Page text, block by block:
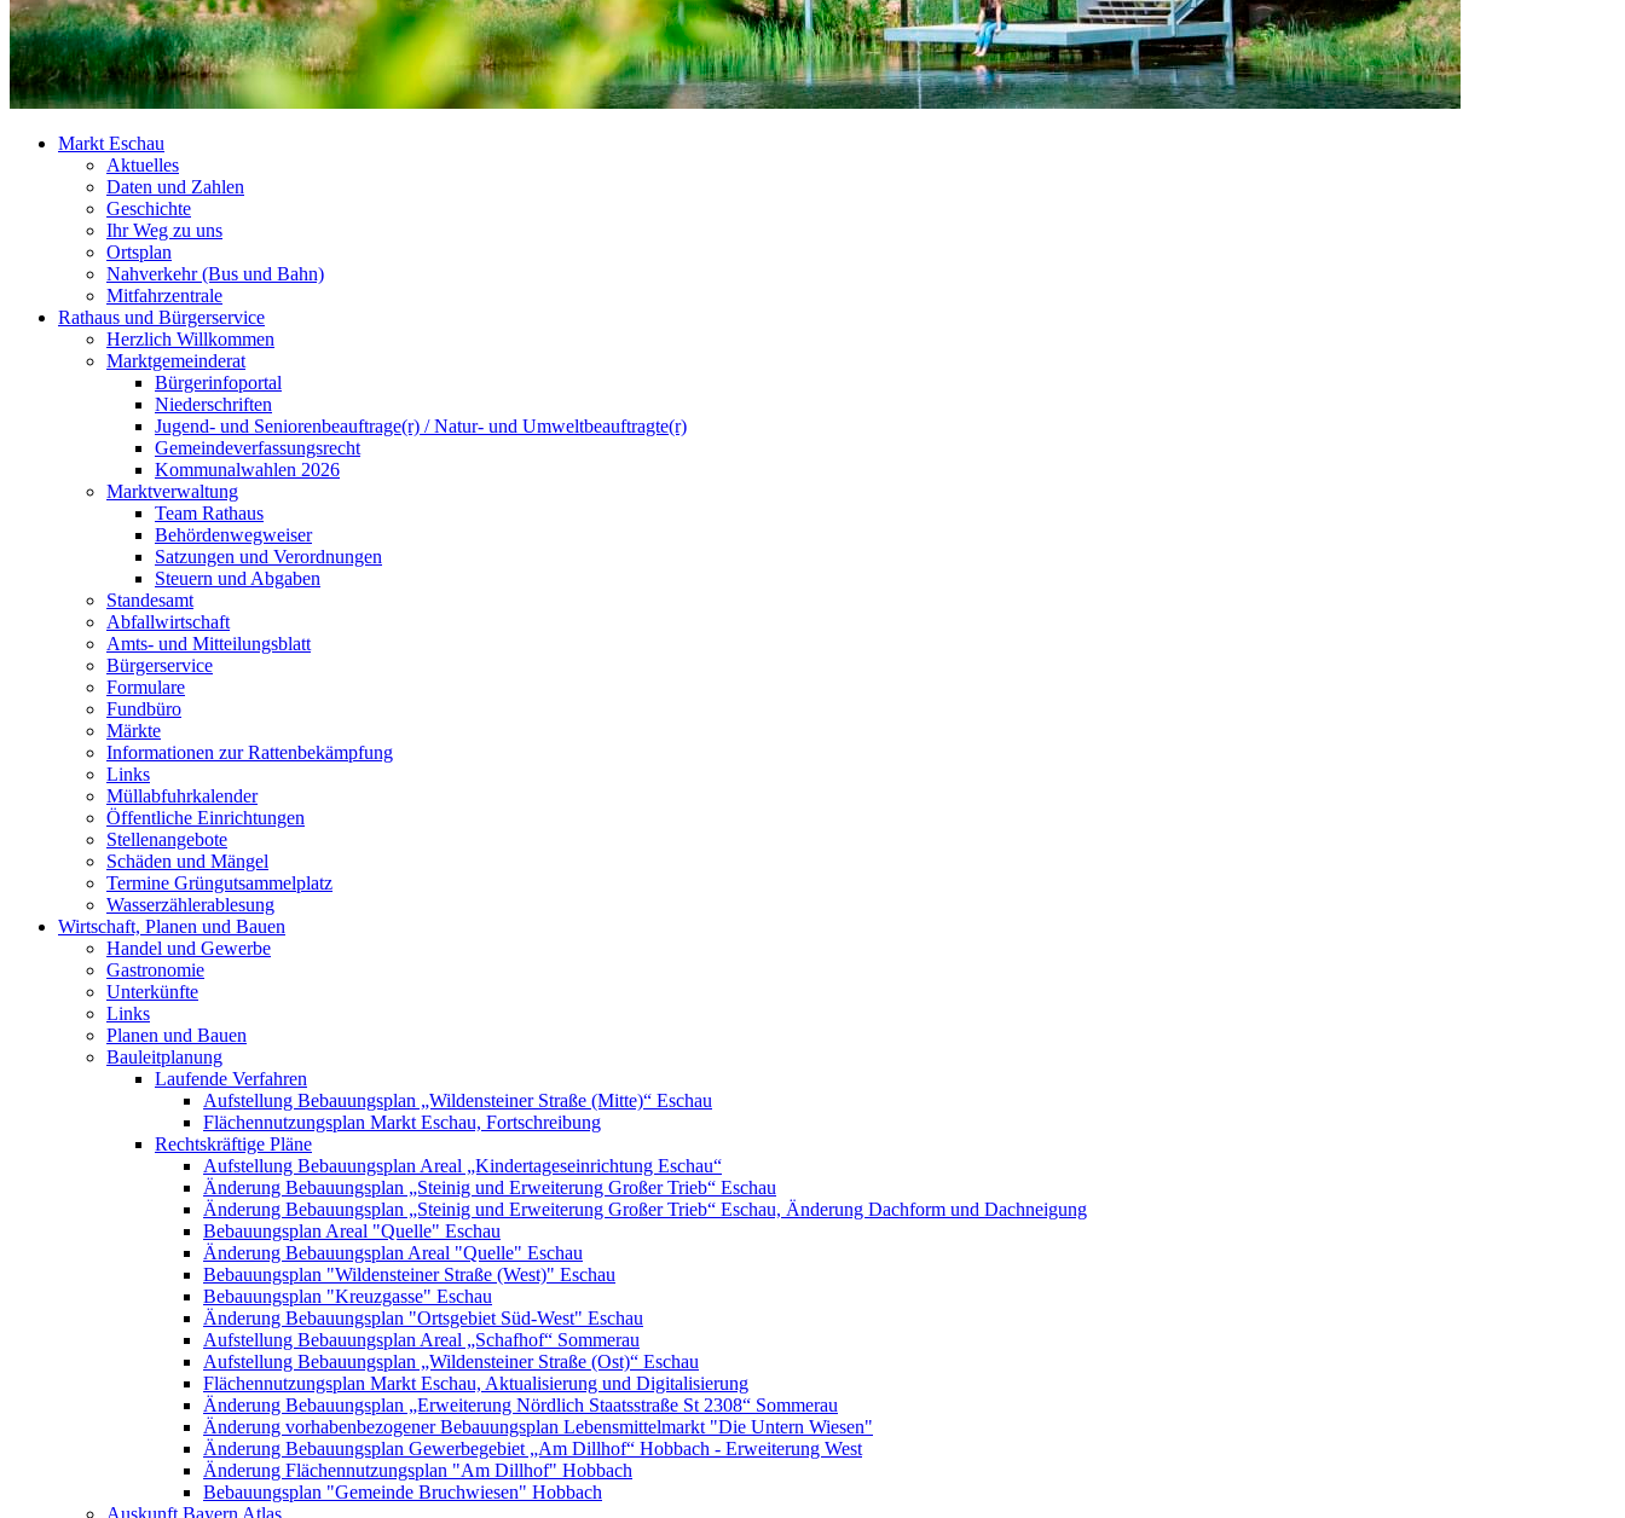
Markt Eschau
Aktuelles
Daten und Zahlen
Geschichte
Ihr Weg zu uns
Ortsplan
Nahverkehr (Bus und Bahn)
Mitfahrzentrale
Rathaus und Bürgerservice
Herzlich Willkommen
Marktgemeinderat
Bürgerinfoportal
Niederschriften
Jugend- und Seniorenbeauftrage(r) / Natur- und Umweltbeauftragte(r)
Gemeindeverfassungsrecht
Kommunalwahlen 2026
Marktverwaltung
Team Rathaus
Behördenwegweiser
Satzungen und Verordnungen
Steuern und Abgaben
Standesamt
Abfallwirtschaft
Amts- und Mitteilungsblatt
Bürgerservice
Formulare
Fundbüro
Märkte
Informationen zur Rattenbekämpfung
Links
Müllabfuhrkalender
Öffentliche Einrichtungen
Stellenangebote
Schäden und Mängel
Termine Grüngutsammelplatz
Wasserzählerablesung
Wirtschaft, Planen und Bauen
Handel und Gewerbe
Gastronomie
Unterkünfte
Links
Planen und Bauen
Bauleitplanung
Laufende Verfahren
Aufstellung Bebauungsplan „Wildensteiner Straße (Mitte)“ Eschau
Flächennutzungsplan Markt Eschau, Fortschreibung
Rechtskräftige Pläne
Aufstellung Bebauungsplan Areal „Kindertageseinrichtung Eschau“
Änderung Bebauungsplan „Steinig und Erweiterung Großer Trieb“ Eschau
Änderung Bebauungsplan „Steinig und Erweiterung Großer Trieb“ Eschau, Änderung Dachform und Dachneigung
Bebauungsplan Areal "Quelle" Eschau
Änderung Bebauungsplan Areal "Quelle" Eschau
Bebauungsplan "Wildensteiner Straße (West)" Eschau
Bebauungsplan "Kreuzgasse" Eschau
Änderung Bebauungsplan "Ortsgebiet Süd-West" Eschau
Aufstellung Bebauungsplan Areal „Schafhof“ Sommerau
Aufstellung Bebauungsplan „Wildensteiner Straße (Ost)“ Eschau
Flächennutzungsplan Markt Eschau, Aktualisierung und Digitalisierung
Änderung Bebauungsplan „Erweiterung Nördlich Staatsstraße St 2308“ Sommerau
Änderung vorhabenbezogener Bebauungsplan Lebensmittelmarkt "Die Untern Wiesen"
Änderung Bebauungsplan Gewerbegebiet „Am Dillhof“ Hobbach - Erweiterung West
Änderung Flächennutzungsplan "Am Dillhof" Hobbach
Bebauungsplan "Gemeinde Bruchwiesen" Hobbach
Auskunft Bayern Atlas